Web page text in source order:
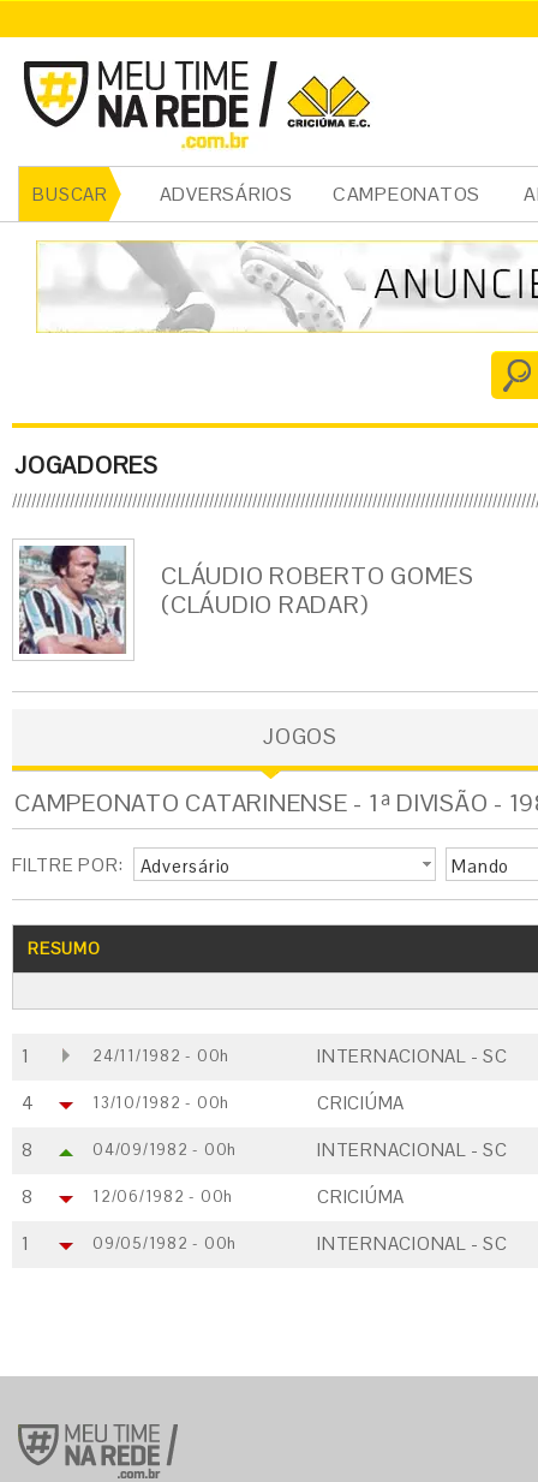
BUSCAR ADVERSÁRIOS CAMPEONATOS
JOGADORES
CLÁUDIO ROBERTO GOMES
(CLÁUDIO RADAR)
JOGOS
CAMPEONATO CATARINENSE - 1ª DIVISÃO -
FILTRE POR: Adversário Mando
RESUMO
1 24/11/1982 - 00h INTERNACIONAL - SC
4 13/10/1982 - 00h CRICIÚMA
8 04/09/1982 - 00h INTERNACIONAL - SC
8 12/06/1982 - 00h CRICIÚMA
1 09/05/1982 - 00h INTERNACIONAL - SC